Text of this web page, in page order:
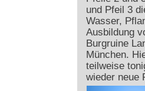
und Pfeil 3
Wasser,
Ausbildung
Burgruine
München.
teilweise
wieder neue